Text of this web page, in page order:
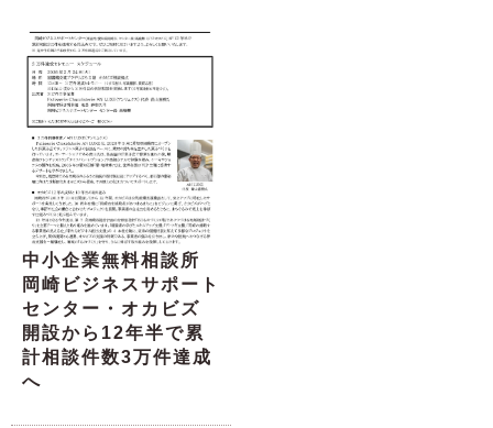
中小企業無料相談所
岡崎ビジネスサポート
センター・オカビズ
開設から12年半で累
計相談件数3万件達成
へ